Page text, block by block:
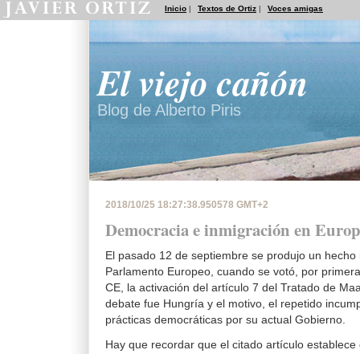
Inicio | Textos de Ortiz | Voces amigas
El viejo cañón
Blog de Alberto Piris
2018/10/25 18:27:38.950578 GMT+2
Democracia e inmigración en
El pasado 12 de septiembre se produjo un hecho
Parlamento Europeo, cuando se votó, por
CE, la activación del artículo 7 del Tratado de
debate fue Hungría y el motivo, el repetido
prácticas democráticas por su actual Gobierno.
Hay que recordar que el citado artículo